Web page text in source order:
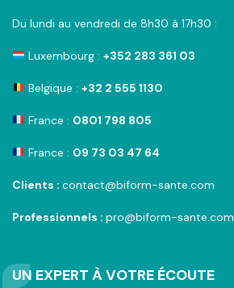
Du lundi au vendredi de 8h30 à 17h30 :
Luxembourg : +352 283 361 03
Belgique : +32 2 555 1130
France : 0801 798 805
France : 09 73 03 47 64
Clients : contact@biform-sante.com
Professionnels : pro@biform-sante.com
UN EXPERT À VOTRE ÉCOUTE